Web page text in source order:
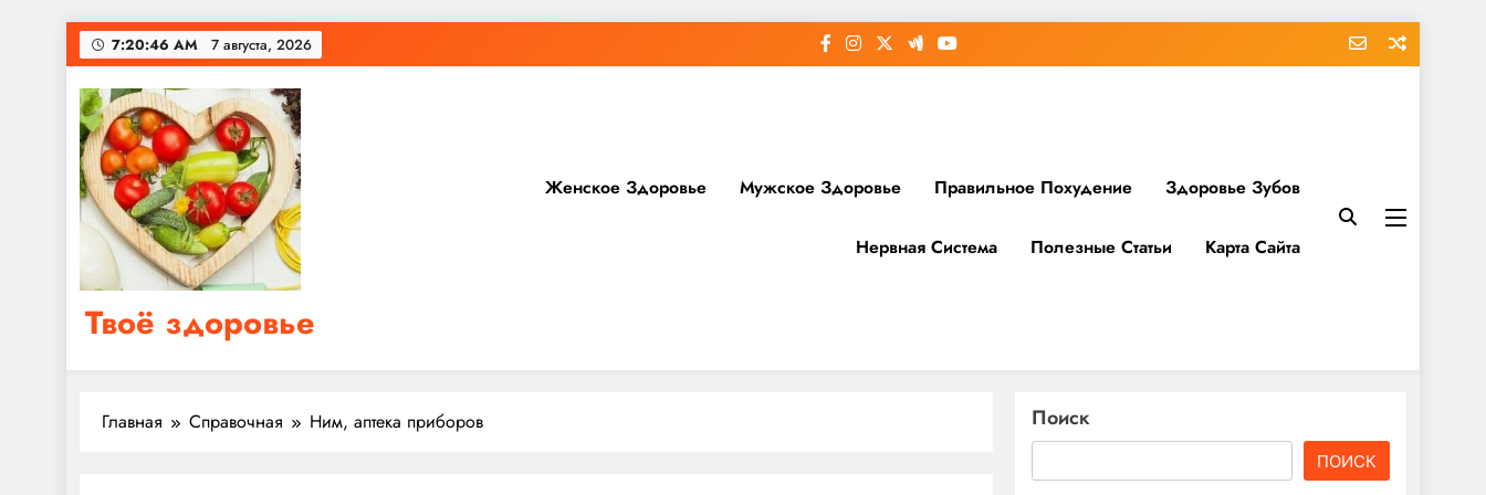
Перейти
к
содержимому
7:20:46 AM 7 августа, 2026
Твоё здоровье
Сайт о правильном питании, женском и мужском здоровье
Женское Здоровье Мужское Здоровье Правильное Похудение Здоровье Зубов
Нервная Система Полезные Статьи Карта Сайта
Главная Справочная Ним, аптека приборов Поиск
ПОИСК